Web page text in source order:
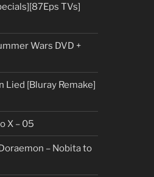
TVs]
Wars DVD +
Lied [Bluray Remake]
X – 05
– Nobita to